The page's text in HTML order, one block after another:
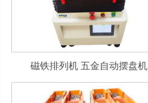
磁铁排列机 五金自动摆盘机